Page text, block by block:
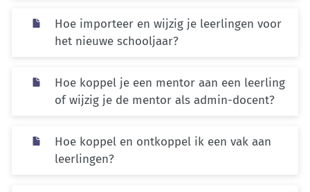
Hoe importeer en wijzig je leerlingen voor
het nieuwe schooljaar?
Hoe koppel je een mentor aan een leerling
of wijzig je de mentor als admin-docent?
Hoe koppel en ontkoppel ik een vak aan
leerlingen?